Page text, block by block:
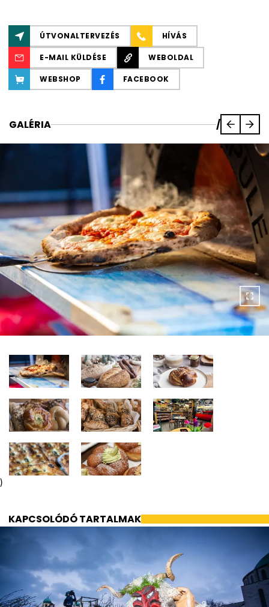
ÚTVONALTERVEZÉS HÍVÁS
E-MAIL KÜLDÉSE WEBOLDAL
WEBSHOP FACEBOOK
GALÉRIA /
)
KAPCSOLÓDÓ TARTALMAK